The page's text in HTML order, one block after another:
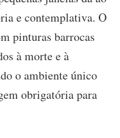
e contemplativa. O
pinturas barrocas
à morte e à
o ambiente único
obrigatória para